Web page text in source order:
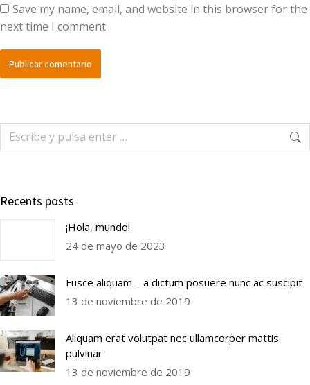
Save my name, email, and website in this browser for the
next time I comment.
Publicar comentario
Recents posts
¡Hola, mundo!
24 de mayo de 2023
Fusce aliquam – a dictum posuere nunc ac suscipit
13 de noviembre de 2019
Aliquam erat volutpat nec ullamcorper mattis
pulvinar
13 de noviembre de 2019